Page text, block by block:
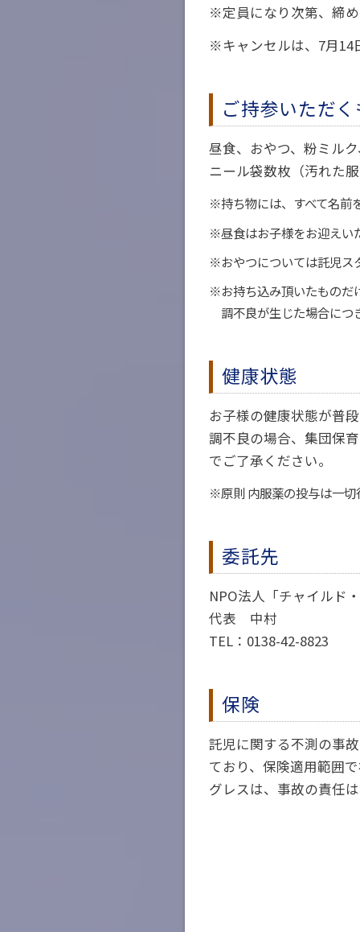
※定員になり次第、締
※キャンセルは、7月14
ご持参いただ
昼食、おやつ、粉ミル
ニール袋数枚（汚れた
※持ち物には、すべて名前
※昼食はお子様をお迎えい
※おやつについては託児ス
※お持ち込み頂いたものだ
調不良が生じた場合に
健康状態
お子様の健康状態が普
調不良の場合、集団保
でご了承ください。
※原則 内服薬の投与は一切
委託先
NPO法人「チャイルド
代表 中村
TEL：0138-42-8823
保険
託児に関する不測の事
ており、保険適用範囲
グレスは、事故の責任